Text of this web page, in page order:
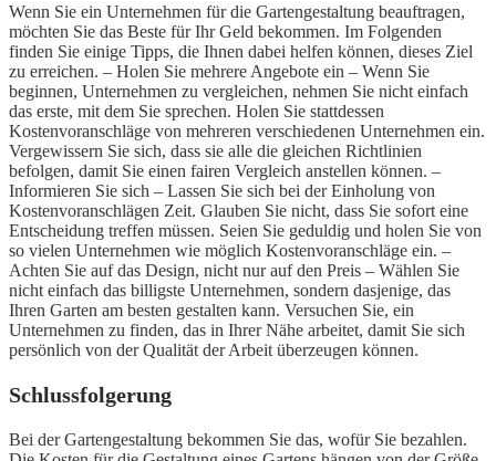
Wenn Sie ein Unternehmen für die Gartengestaltung beauftragen,
möchten Sie das Beste für Ihr Geld bekommen. Im Folgenden
finden Sie einige Tipps, die Ihnen dabei helfen können, dieses Ziel
zu erreichen. – Holen Sie mehrere Angebote ein – Wenn Sie
beginnen, Unternehmen zu vergleichen, nehmen Sie nicht einfach
das erste, mit dem Sie sprechen. Holen Sie stattdessen
Kostenvoranschläge von mehreren verschiedenen Unternehmen ein.
Vergewissern Sie sich, dass sie alle die gleichen Richtlinien
befolgen, damit Sie einen fairen Vergleich anstellen können. –
Informieren Sie sich – Lassen Sie sich bei der Einholung von
Kostenvoranschlägen Zeit. Glauben Sie nicht, dass Sie sofort eine
Entscheidung treffen müssen. Seien Sie geduldig und holen Sie von
so vielen Unternehmen wie möglich Kostenvoranschläge ein. –
Achten Sie auf das Design, nicht nur auf den Preis – Wählen Sie
nicht einfach das billigste Unternehmen, sondern dasjenige, das
Ihren Garten am besten gestalten kann. Versuchen Sie, ein
Unternehmen zu finden, das in Ihrer Nähe arbeitet, damit Sie sich
persönlich von der Qualität der Arbeit überzeugen können.
Schlussfolgerung
Bei der Gartengestaltung bekommen Sie das, wofür Sie bezahlen.